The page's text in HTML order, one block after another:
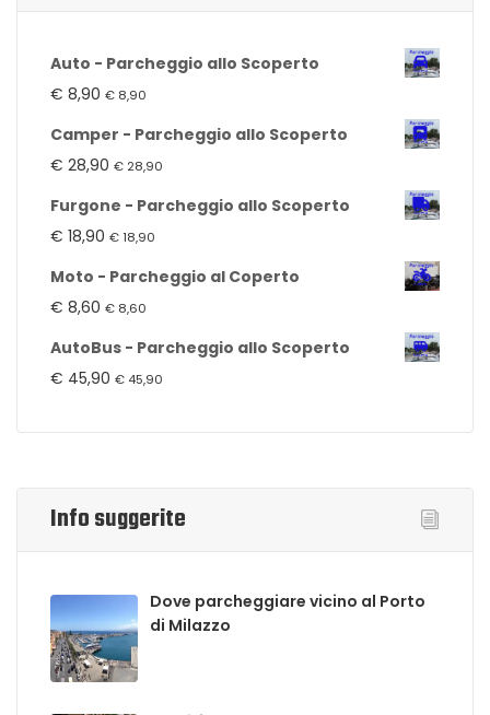
Auto - Parcheggio allo Scoperto
€ 8,90 € 8,90
Camper - Parcheggio allo Scoperto
€ 28,90 € 28,90
Furgone - Parcheggio allo Scoperto
€ 18,90 €18,90
Moto - Parcheggio al Coperto
€ 8,60 € 8,60
AutoBus - Parcheggio allo Scoperto
€ 45,90 € 45,90
Info suggerite
Dove parcheggiare vicino al Porto
di Milazzo